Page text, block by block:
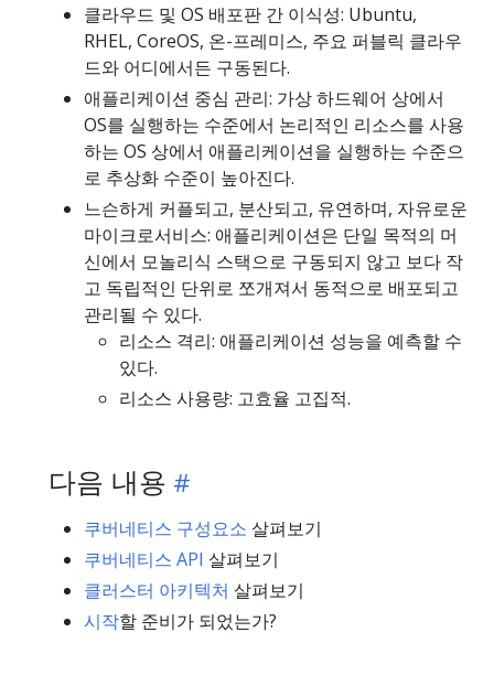
클라우드 및 OS 배포판 간 이식성: Ubuntu,
RHEL, CoreOS, 온-프레미스, 주요 퍼블릭 클라우
드와 어디에서든 구동된다.
애플리케이션 중심 관리: 가상 하드웨어 상에서
OS를 실행하는 수준에서 논리적인 리소스를 사용
하는 OS 상에서 애플리케이션을 실행하는 수준으
로 추상화 수준이 높아진다.
느슨하게 커플되고, 분산되고, 유연하며, 자유로운
마이크로서비스: 애플리케이션은 단일 목적의 머
신에서 모놀리식 스택으로 구동되지 않고 보다 작
고 독립적인 단위로 쪼개져서 동적으로 배포되고
관리될 수 있다.
리소스 격리: 애플리케이션 성능을 예측할 수
있다.
리소스 사용량: 고효율 고집적.
다음 내용
쿠버네티스 구성요소 살펴보기
쿠버네티스 API 살펴보기
클러스터 아키텍처 살펴보기
시작할 준비가 되었는가?